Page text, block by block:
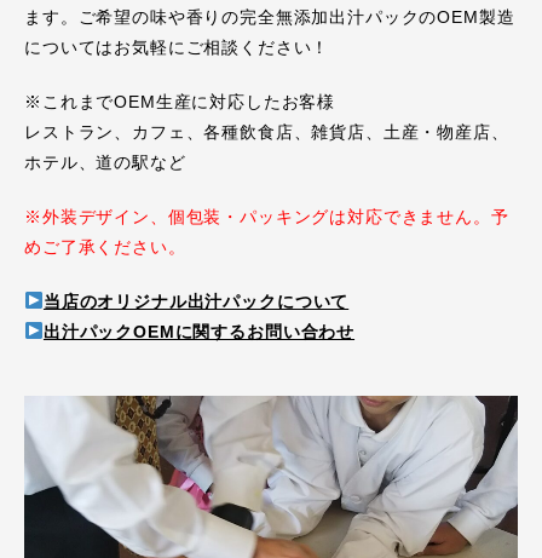
ます。ご希望の味や香りの完全無添加出汁パックのOEM製造
についてはお気軽にご相談ください！
※これまでOEM生産に対応したお客様
レストラン、カフェ、各種飲食店、雑貨店、土産・物産店、
ホテル、道の駅など
※外装デザイン、個包装・パッキングは対応できません。予
めご了承ください。
当店のオリジナル出汁パックについて
出汁パックOEMに関するお問い合わせ